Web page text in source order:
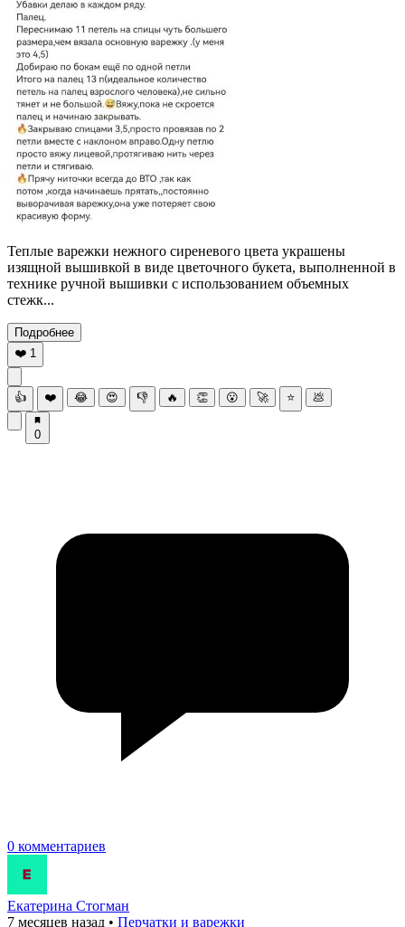
Теплые варежки нежного сиреневого цвета украшены
изящной вышивкой в виде цветочного букета, выполненной в
технике ручной вышивки с использованием объемных
стежк...
Подробнее
❤️ 1
👍 ❤️ 😂 😍 👎 🔥 👏 😮 🚀 ⭐ 💩
0
0 комментариев
Екатерина Стогман
7 месяцев назад • Перчатки и варежки